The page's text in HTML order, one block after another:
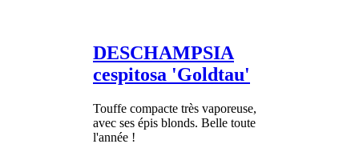
DESCHAMPSIA
cespitosa 'Goldtau'
Touffe compacte très vaporeuse,
avec ses épis blonds. Belle toute
l'année !